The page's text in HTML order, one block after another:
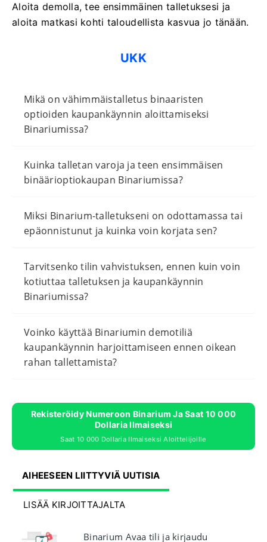
Aloita demolla, tee ensimmäinen talletuksesi ja
aloita matkasi kohti taloudellista kasvua jo tänään.
UKK
Mikä on vähimmäistalletus binaaristen
optioiden kaupankäynnin aloittamiseksi
Binariumissa?
Kuinka talletan varoja ja teen ensimmäisen
binäärioptiokaupan Binariumissa?
Miksi Binarium-talletukseni on odottamassa tai
epäonnistunut ja kuinka voin korjata sen?
Tarvitsenko tilin vahvistuksen, ennen kuin voin
kotiuttaa talletuksen ja kaupankäynnin
Binariumissa?
Voinko käyttää Binariumin demotiliä
kaupankäynnin harjoittamiseen ennen oikean
rahan tallettamista?
Rekisteröidy Numeroon Binarium Ja Saat 10 000
Dollaria Ilmaiseksi
Saat 10 000 Dollaria Ilmaiseksi Aloittelijoille
AIHEESEEN LIITTYVIÄ UUTISIA
LISÄÄ KIRJOITTAJALTA
Binarium Avaa tili ja kirjaudu